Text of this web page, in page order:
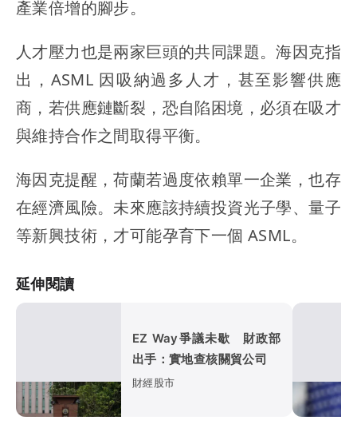
產業倍增的腳步。
人才壓力也是兩家巨頭的共同課題。海因克指
出，ASML 因吸納過多人才，甚至影響供應
商，若供應鏈斷裂，恐自陷困境，必須在吸才
與維持合作之間取得平衡。
海因克提醒，荷蘭若過度依賴單一企業，也存
在經濟風險。未來應該持續投資光子學、量子
等新興技術，才可能孕育下一個 ASML。
延伸閱讀
EZ Way爭議未歇 財政部
出手：實地查核關貿公司
財經股市